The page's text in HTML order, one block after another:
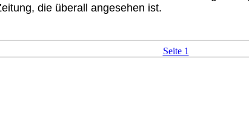
die überall angesehen ist.
Seite 1